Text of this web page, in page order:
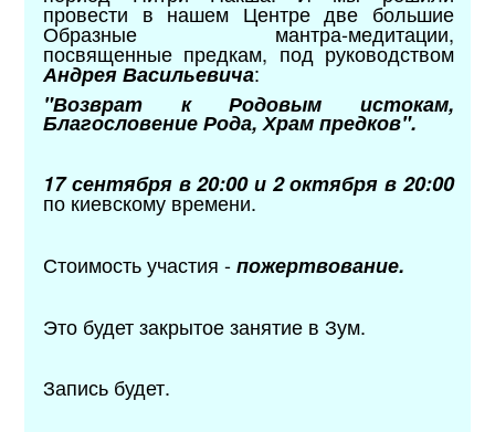
провести в нашем Центре две большие
Образные мантра-медитации,
посвященные предкам, под руководством
Андрея Васильевича:
"Возврат к Родовым истокам,
Благословение Рода, Храм предков".
17 сентября в 20:00 и 2 октября в 20:00
по киевскому времени.
Стоимость участия -пожертвование.
Это будет закрытое занятие в Зум.
Запись будет.